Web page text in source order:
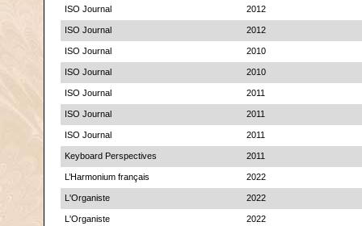
ISO Journal 2012
ISO Journal 2012
ISO Journal 2010
ISO Journal 2010
ISO Journal 2011
ISO Journal 2011
ISO Journal 2011
Keyboard Perspectives 2011
L’Harmonium français 2022
L'Organiste 2022
L'Organiste 2022